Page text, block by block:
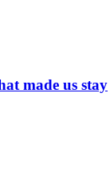
made us stay